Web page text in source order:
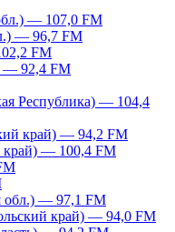
— 107,0 FM
— 96,7 FM
FM
— 92,4 FM
Республика) — 104,4
край) — 94,2 FM
край) — 100,4 FM
обл.) — 97,1 FM
край) — 94,0 FM